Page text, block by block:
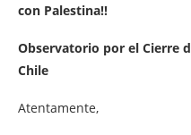
con Palestina!!
Observatorio por el Cierre
Chile
Atentamente,